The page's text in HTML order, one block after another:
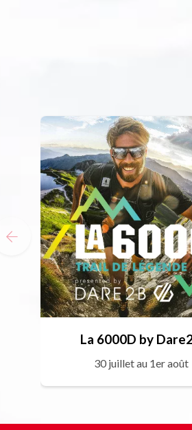
La 6000D by
30 juillet au 1er août